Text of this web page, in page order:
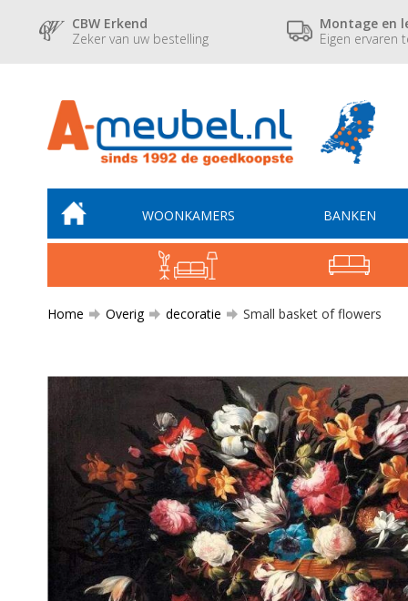
CBW Erkend
Zeker van uw bestelling
Montage en
Eigen ervaren
WOONKAMERS BANKEN
Home Overig decoratie Small basket of flowers